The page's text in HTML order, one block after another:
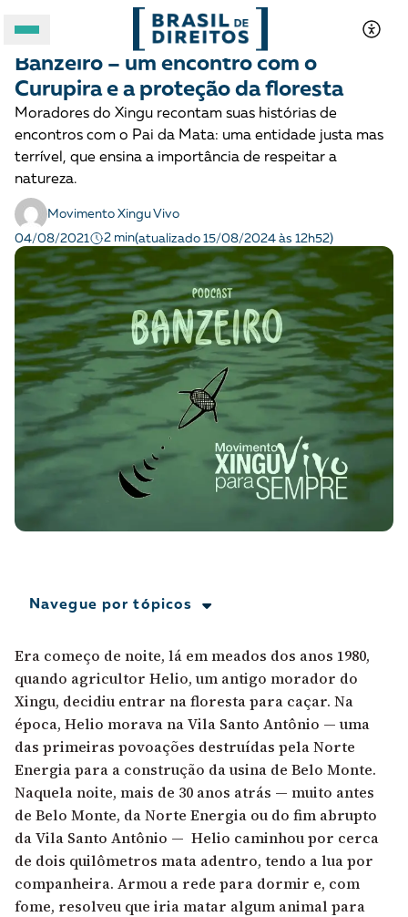
A BRASIL DE DIREITOS
ASSUNTOS
FORMATOS
Apoie a Brasil de Direitos
A [BD] conta as histórias de quem defende
direitos humanos no Brasil. Para continuar,
esse trabalho precisa da sua doação!
VEJA COMO APOIAR!
DIREITOS SOCIOAMBIENTAIS
Podcast
Banzeiro – um encontro com o
Curupira e a proteção da floresta
Moradores do Xingu recontam suas histórias de
encontros com o Pai da Mata: uma entidade justa mas
terrível, que ensina a importância de respeitar a
natureza.
Movimento Xingu Vivo
04/08/2021
2 min(atualizado 15/08/2024 às 12h52)
Navegue por tópicos
Era começo de noite, lá em meados dos anos 1980,
quando agricultor Helio, um antigo morador do
Xingu, decidiu entrar na floresta para caçar. Na
época, Helio morava na Vila Santo Antônio — uma
das primeiras povoações destruídas pela Norte
Energia para a construção da usina de Belo Monte.
Naquela noite, mais de 30 anos atrás — muito antes
de Belo Monte, da Norte Energia ou do fim abrupto
da Vila Santo Antônio — Helio caminhou por cerca
de dois quilômetros mata adentro, tendo a lua por
companheira. Armou a rede para dormir e, com
fome, resolveu que iria matar algum animal para